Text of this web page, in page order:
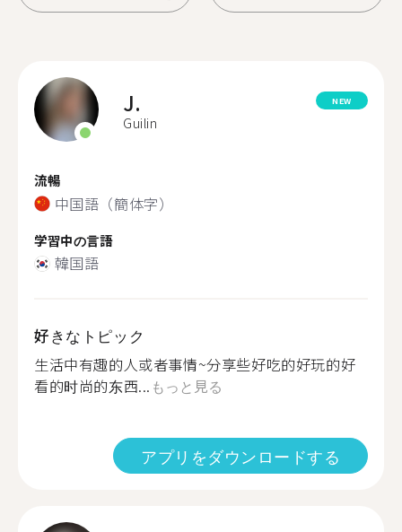
J.
Guilin
NEW
流暢
中国語（簡体字）
学習中の言語
韓国語
好きなトピック
生活中有趣的人或者事情~分享些好吃的好玩的好
看的时尚的东西... もっと見る
アプリをダウンロードする